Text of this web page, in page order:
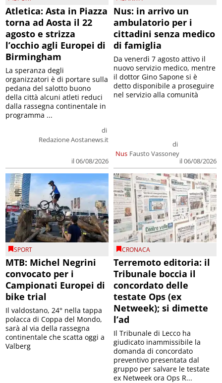
Atletica: Asta in Piazza
torna ad Aosta il 22
agosto e strizza
l’occhio agli Europei di
Birmingham
di
Redazione Aostanews.it
il 06/08/2026
La speranza degli
organizzatori è di portare sulla
pedana del salotto buono
della città alcuni atleti reduci
dalla rassegna continentale in
programma ...
Nus: in arrivo un
ambulatorio per i
cittadini senza medico
di famiglia
Nus
di
Fausto Vassoney
il 06/08/2026
Da venerdì 7 agosto attivo il
nuovo servizio medico, mentre
il dottor Gino Sapone si è
detto disponibile a proseguire
nel servizio alla comunità
SPORT
MTB: Michel Negrini
convocato per i
Campionati Europei di
bike trial
Il valdostano, 24° nella tappa
polacca di Coppa del Mondo,
sarà al via della rassegna
continentale che scatta oggi a
Valberg
CRONACA
Terremoto editoria: il
Tribunale boccia il
concordato delle
testate Ops (ex
Netweek); si dimette
l’ad
Il Tribunale di Lecco ha
giudicato inammissibile la
domanda di concordato
preventivo presentata dal
gruppo per salvare le testate
ex Netweek ora Ops R...